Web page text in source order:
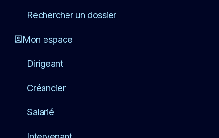
Rechercher un dossier
Mon espace
Dirigeant
Créancier
Salarié